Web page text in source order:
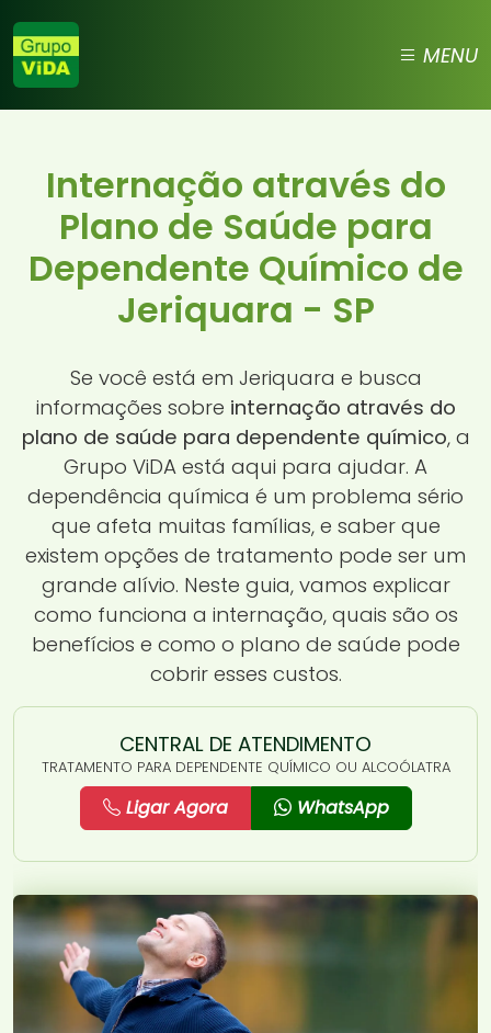
MENU
Internação através do
Plano de Saúde para
Dependente Químico de
Jeriquara - SP
Se você está em Jeriquara e busca
informações sobre internação através do
plano de saúde para dependente químico, a
Grupo ViDA está aqui para ajudar. A
dependência química é um problema sério
que afeta muitas famílias, e saber que
existem opções de tratamento pode ser um
grande alívio. Neste guia, vamos explicar
como funciona a internação, quais são os
benefícios e como o plano de saúde pode
cobrir esses custos.
CENTRAL DE ATENDIMENTO
TRATAMENTO PARA DEPENDENTE QUÍMICO OU ALCOÓLATRA
Ligar Agora WhatsApp